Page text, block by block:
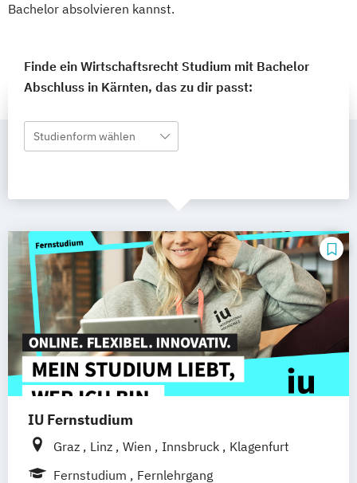
Bachelor absolvieren kannst.
Finde ein Wirtschaftsrecht Studium mit Bachelor
Abschluss in Kärnten, das zu dir passt:
Studienform wählen
IU Fernstudium
Graz Linz Wien Innsbruck
Klagenfurt
Fernstudium
Fernlehrgang